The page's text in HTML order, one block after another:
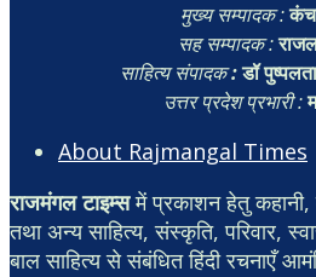
मुख्य सम्पादक :
सह सम्पादक :
साहित्य संपादक:डॉ
उत्तर प्रदेश प्रभारी :
About Rajmangal Times
राजमंगल टाइम्समें प्रकाशन हेतु कहानी,
तथा अन्य साहित्य, संस्कृति, परिवार,
बाल साहित्य से संबंधित हिंदी रचनाएँ